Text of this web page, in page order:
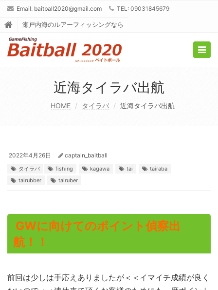
Email: baitball2020@gmail.com TEL: 09031845679
瀬戸内海のルアーフィッシングなら
近海タイラバ出航
HOME タイラバ 近海タイラバ出航
2022年4月26日 captain_baitball
タイラバ fishing kagawa tai
tairaba
tairubber
tairuber
GWに向けてのポイント偵察出
航！！
前回は少しは手応えありましたが＜＜イマイチ成績が良く